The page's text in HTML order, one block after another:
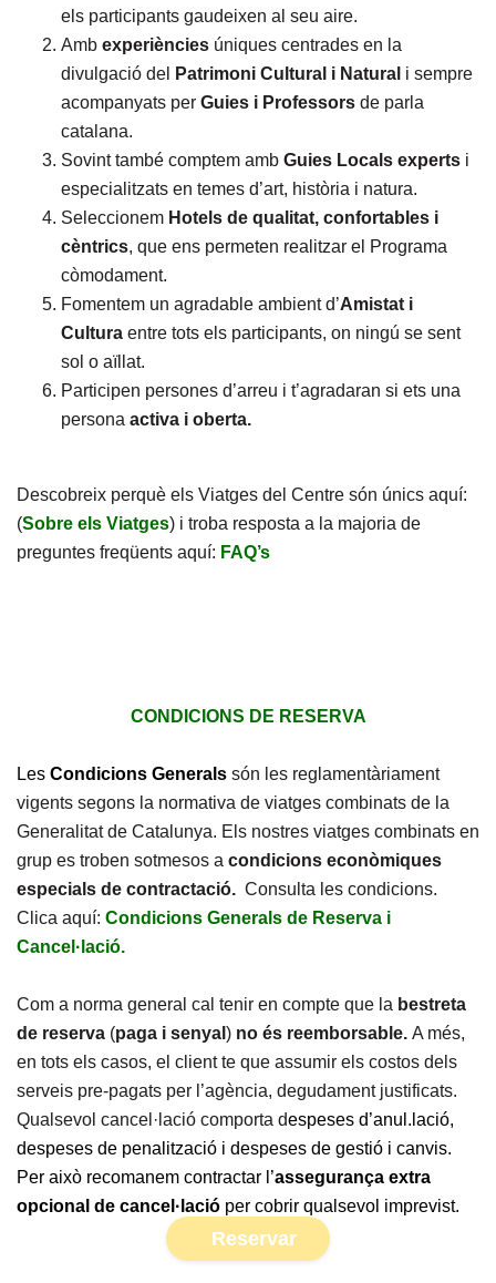
Reservar
els participants gaudeixen al seu aire.
Amb experiències úniques centrades en la
divulgació del
Patrimoni Cultural i Natural i sempre
acompanyats per Guies i Professors de parla
catalana.
Sovint també comptem amb Guies Locals experts i
especialitzats en temes d’art, història i natura.
Seleccionem Hotels de qualitat, confortables i
cèntrics, que ens permeten realitzar el Programa
còmodament.
Fomentem un agradable ambient d’Amistat i
Cultura entre tots els participants, on ningú se sent
sol o aïllat.
Participen persones d’arreu i t’agradaran si ets una
persona activa i oberta.
Descobreix perquè els Viatges del Centre són únics aquí:
(Sobre els Viatges) i troba resposta a la majoria de
preguntes freqüents aquí: FAQ’s
CONDICIONS DE RESERVA
Les Condicions Generals són les reglamentàriament
vigents segons la normativa de viatges combinats de la
Generalitat de Catalunya. Els nostres viatges combinats en
grup es troben sotmesos a condicions econòmiques
especials de contractació. Consulta les condicions.
Clica aquí: Condicions Generals de Reserva i
Cancel·lació.
Com a norma general cal tenir en compte que la bestreta
de reserva (paga i senyal ) no és reemborsable. A més,
en tots els casos, el client te que assumir els costos dels
serveis pre-pagats per l’agència, degudament justificats.
Qualsevol cancel·lació comporta despeses d’anul.lació,
despeses de penalització i despeses de gestió i canvis.
Per això recomanem contractar l’assegurança extra
opcional de cancel·lació per cobrir qualsevol imprevist.